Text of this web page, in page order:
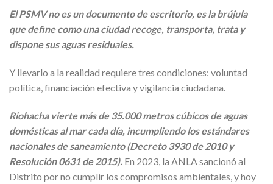
El PSMV no es un documento de escritorio, es la brújula
que define como una ciudad recoge, transporta, trata y
dispone sus aguas residuales.
Y llevarlo a la realidad requiere tres condiciones: voluntad
política, financiación efectiva y vigilancia ciudadana.
Riohacha vierte más de 35.000 metros cúbicos de aguas
domésticas al mar cada día, incumpliendo los estándares
nacionales de saneamiento (Decreto 3930 de 2010 y
Resolución 0631 de 2015). En 2023, la ANLA sancionó al
Distrito por no cumplir los compromisos ambientales, y hoy